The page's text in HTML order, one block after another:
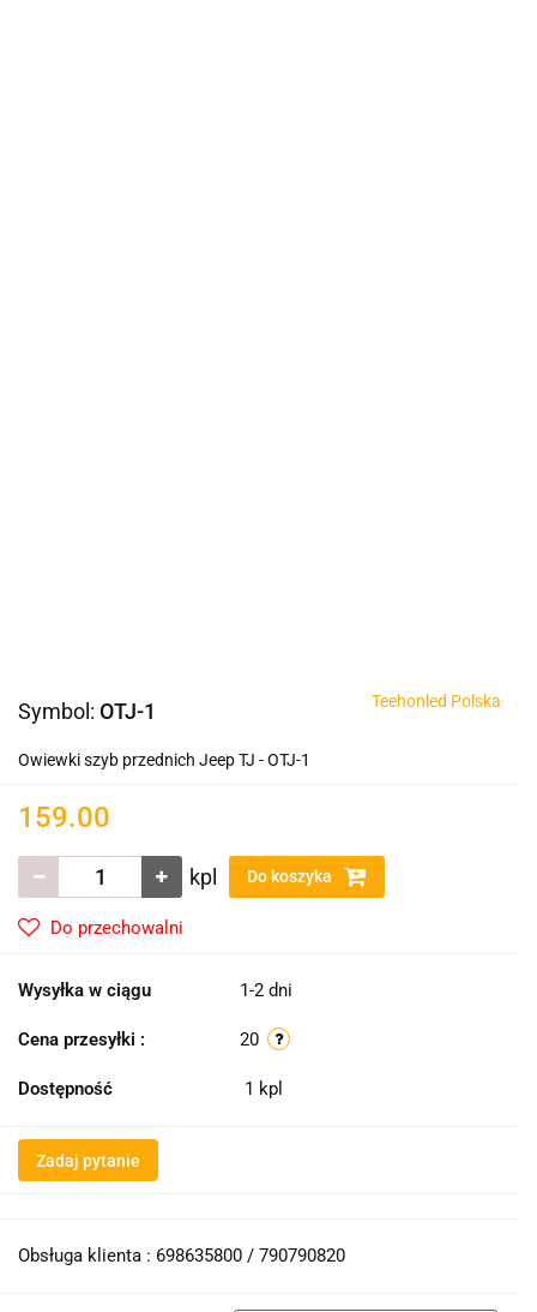
Symbol: OTJ-1 Teehonled Polska
Owiewki szyb przednich Jeep TJ - OTJ-1
159.00
kpl Do koszyka
Do przechowalni
Wysyłka w ciągu 1-2 dni
Cena przesyłki : 20
Dostępność 1 kpl
Zadaj pytanie
Obsługa klienta : 698635800 / 790790820